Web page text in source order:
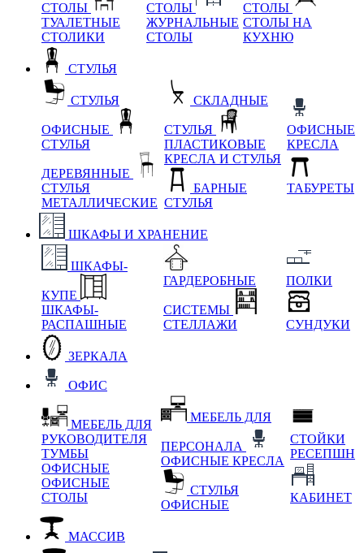
СТОЛЫ
ТУАЛЕТНЫЕ
СТОЛИКИ
СТОЛЫ
ЖУРНАЛЬНЫЕ
СТОЛЫ
СТОЛЫ
СТОЛЫ НА
КУХНЮ
СТУЛЬЯ
СТУЛЬЯ
ОФИСНЫЕ
СТУЛЬЯ
ДЕРЕВЯННЫЕ
СТУЛЬЯ
МЕТАЛЛИЧЕСКИЕ
СКЛАДНЫЕ
СТУЛЬЯ
ПЛАСТИКОВЫЕ
КРЕСЛА И СТУЛЬЯ
БАРНЫЕ
СТУЛЬЯ
ОФИСНЫЕ
КРЕСЛА
ТАБУРЕТЫ
ШКАФЫ И ХРАНЕНИЕ
ШКАФЫ-
КУПЕ
ШКАФЫ-
РАСПАШНЫЕ
ГАРДЕРОБНЫЕ
СИСТЕМЫ
СТЕЛЛАЖИ
ПОЛКИ
СУНДУКИ
ЗЕРКАЛА
ОФИС
МЕБЕЛЬ ДЛЯ
РУКОВОДИТЕЛЯ
ТУМБЫ
ОФИСНЫЕ
ОФИСНЫЕ
СТОЛЫ
МЕБЕЛЬ ДЛЯ
ПЕРСОНАЛА
ОФИСНЫЕ КРЕСЛА
СТУЛЬЯ
ОФИСНЫЕ
СТОЙКИ
РЕСЕПШН
КАБИНЕТ
МАССИВ